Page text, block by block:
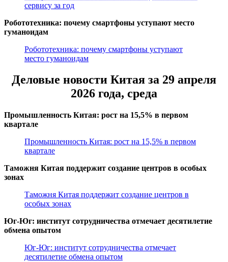
сервису за год
Робототехника: почему смартфоны уступают место
гуманоидам
Робототехника: почему смартфоны уступают
место гуманоидам
Деловые новости Китая за 29 апреля
2026 года, среда
Промышленность Китая: рост на 15,5% в первом
квартале
Промышленность Китая: рост на 15,5% в первом
квартале
Таможня Китая поддержит создание центров в особых
зонах
Таможня Китая поддержит создание центров в
особых зонах
Юг-Юг: институт сотрудничества отмечает десятилетие
обмена опытом
Юг-Юг: институт сотрудничества отмечает
десятилетие обмена опытом